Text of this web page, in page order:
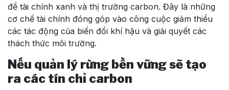
đề tài chính xanh và thị trường carbon. Đây là những
cơ chế tài chính đóng góp vào công cuộc giảm thiểu
các tác động của biến đổi khí hậu và giải quyết các
thách thức môi trường.
Nếu quản lý rừng bền vững sẽ tạo
ra các tín chỉ carbon